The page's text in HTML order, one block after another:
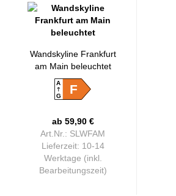
Wandskyline Frankfurt
am Main beleuchtet
A
GF
ab 59,90 €
Art.Nr.: SLWFAM
Lieferzeit: 10-14
Werktage (inkl.
Bearbeitungszeit)